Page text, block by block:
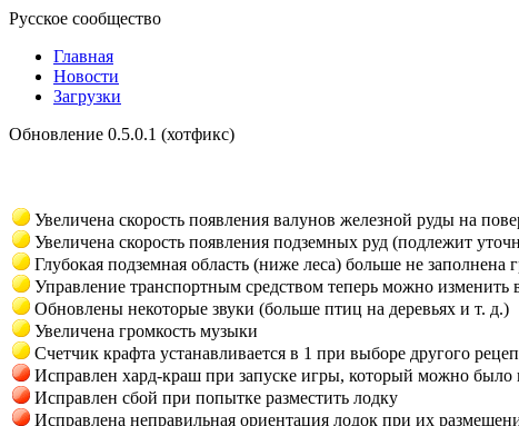
Русское сообщество
Главная
Новости
Загрузки
Обновление 0.5.0.1 (хотфикс)
Увеличена скорость появления валунов железной руды на
Увеличена скорость появления подземных руд (подлежит
Глубокая подземная область (ниже леса) больше не заполнена
Управление транспортным средством теперь можно изменить
Обновлены некоторые звуки (больше птиц на деревьях и т. д.)
Увеличена громкость музыки
Счетчик крафта устанавливается в 1 при выборе другого
Исправлен хард-краш при запуске игры, который можно было
Исправлен сбой при попытке разместить лодку
Исправлена неправильная ориентация лодок при их